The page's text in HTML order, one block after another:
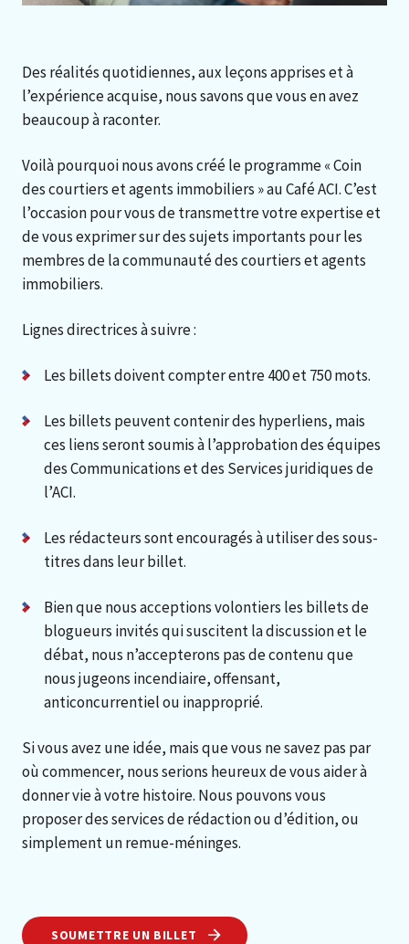
Des réalités quotidiennes, aux leçons apprises et à
l’expérience acquise, nous savons que vous en avez
beaucoup à raconter.
Voilà pourquoi nous avons créé le programme « Coin
des courtiers et agents immobiliers » au Café ACI. C’est
l’occasion pour vous de transmettre votre expertise et
de vous exprimer sur des sujets importants pour les
membres de la communauté des courtiers et agents
immobiliers.
Lignes directrices à suivre :
Les billets doivent compter entre 400 et 750 mots.
Les billets peuvent contenir des hyperliens, mais
ces liens seront soumis à l’approbation des équipes
des Communications et des Services juridiques de
l’ACI.
Les rédacteurs sont encouragés à utiliser des sous-
titres dans leur billet.
Bien que nous acceptions volontiers les billets de
blogueurs invités qui suscitent la discussion et le
débat, nous n’accepterons pas de contenu que
nous jugeons incendiaire, offensant,
anticoncurrentiel ou inapproprié.
Si vous avez une idée, mais que vous ne savez pas par
où commencer, nous serions heureux de vous aider à
donner vie à votre histoire. Nous pouvons vous
proposer des services de rédaction ou d’édition, ou
simplement un remue-méninges.
SOUMETTRE UN BILLET